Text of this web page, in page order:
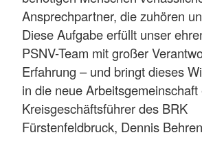
Ansprechpartner, die zuhören
Diese Aufgabe erfüllt unser
PSNV-Team mit großer
Erfahrung – und bringt dieses
in die neue Arbeitsgemeinschaft
Kreisgeschäftsführer des BRK
Fürstenfeldbruck, Dennis